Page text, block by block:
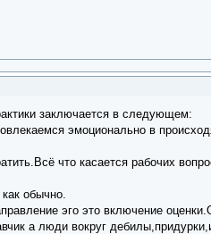
практики заключается в
вовлекаемся
что касается рабочих
остальное чсв
эго это включение
а люди вокруг